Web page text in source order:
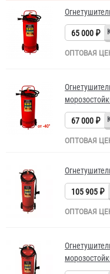
65 000 ₽
ОПТОВАЯ
67 000 ₽
ОПТОВАЯ
105 905 ₽
ОПТОВАЯ